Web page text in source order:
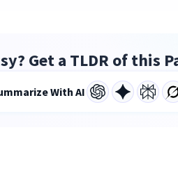
Get a TLDR of this
With AI